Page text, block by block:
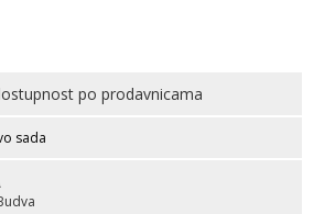
po prodavnicama
sada